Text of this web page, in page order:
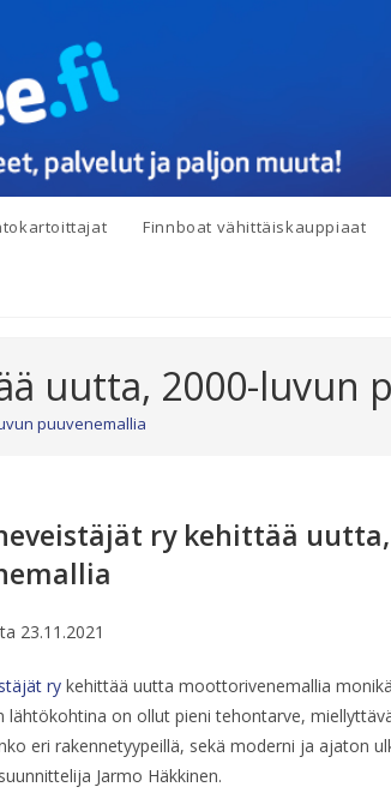
Finnboat vähittäiskauppiaat
uutta, 2000-luvun
puuvenemallia
ry kehittää
23.11.2021
rykehittää uutta moottorivenemallia
lähtökohtina on ollut pieni tehontarve,
eri rakennetyypeillä, sekä moderni ja ajaton
Jarmo Häkkinen.